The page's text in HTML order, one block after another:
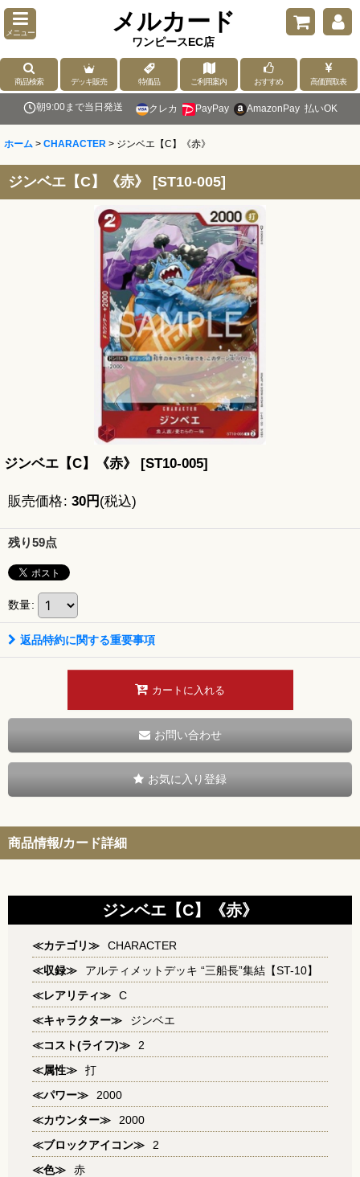
メニュー メルカード
ワンピースEC店
商品検索 デッキ販売 特価品 ご利用案内 おすすめ 高価買取表
朝9:00まで当日発送 クレカ PayPay AmazonPay 払いOK
ホーム > CHARACTER > ジンベエ【C】《赤》
ジンベエ【C】《赤》 [ST10-005]
ジンベエ【C】《赤》 [ST10-005]
販売価格: 30円 (税込)
残り59点
数量:
返品特約に関する重要事項
カートに入れる
お問い合わせ
お気に入り登録
商品情報/カード詳細
ジンベエ【C】《赤》
≪カテゴリ≫
CHARACTER
≪収録≫
アルティメットデッキ “三船長”集結【ST-10】
≪レアリティ≫
C
≪キャラクター≫
ジンベエ
≪コスト(ライフ)≫
2
≪属性≫
打
≪パワー≫
2000
≪カウンター≫
2000
≪ブロックアイコン≫
2
≪色≫
赤